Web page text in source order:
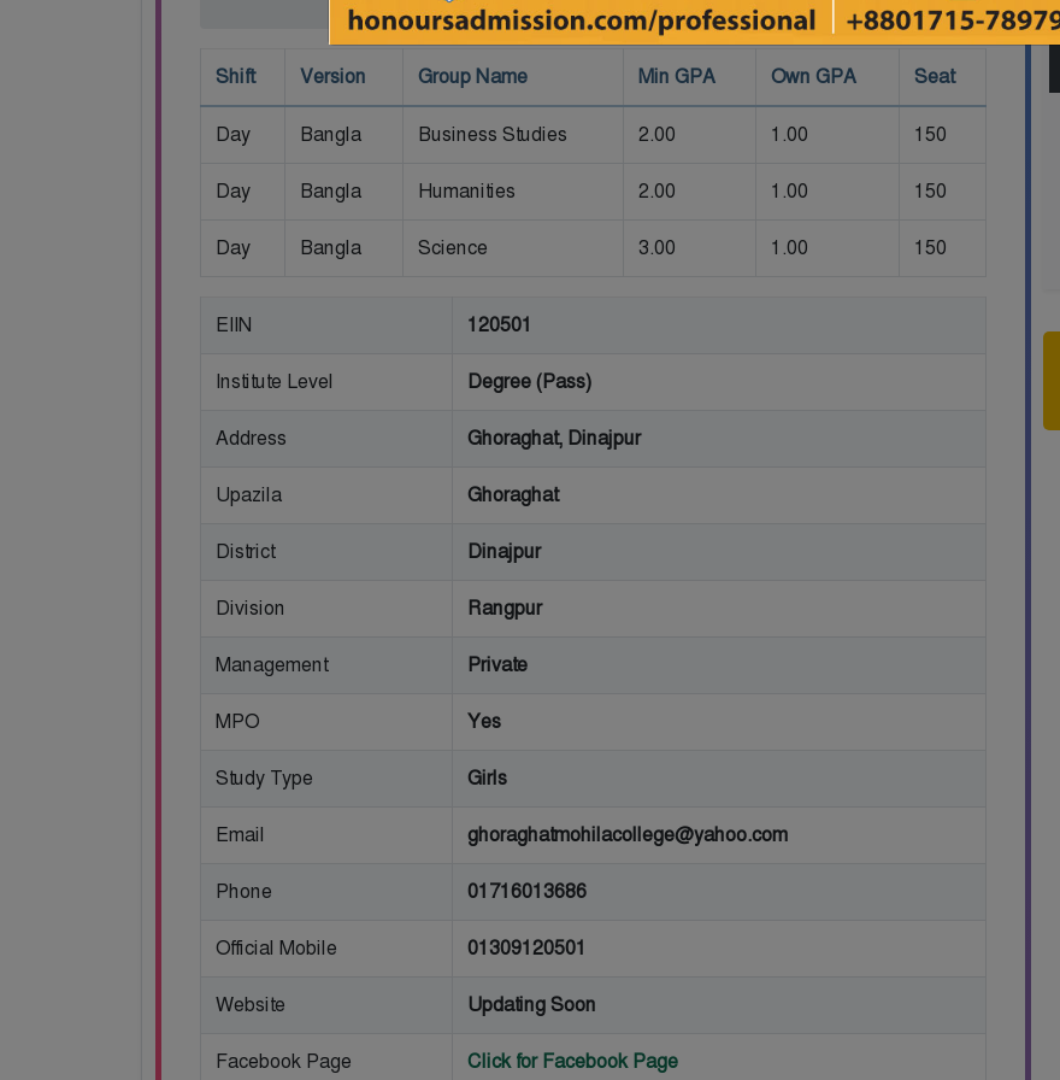
Shift Version Group Name Min GPA Own GPA Seat
Day Bangla Business Studies 2.00 1.00 150
Day Bangla Humanities 2.00 1.00 150
Day Bangla Science 3.00 1.00 150
EIIN 120501
Institute Level Degree (Pass)
Address Ghoraghat, Dinajpur
Upazila Ghoraghat
District Dinajpur
Division Rangpur
Management Private
MPO Yes
Study Type Girls
Email ghoraghatmohilacollege@yahoo.com
Phone 01716013686
Official Mobile 01309120501
Website Updating Soon
Facebook Page Click for Facebook Page